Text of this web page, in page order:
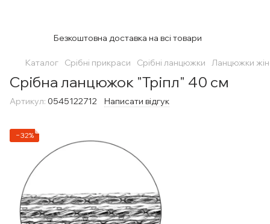
Безкоштовна доставка на всі товари
Каталог Срібні прикраси Срібні ланцюжки Ланцюжки
Срібна ланцюжок "Тріпл" 40 см
Артикул: 0545122712 Написати відгук
−32%